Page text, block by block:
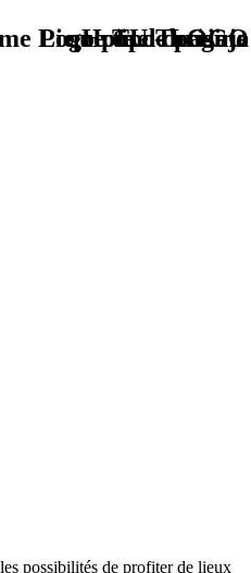
TU - LOGO
possibilités de profiter de lieux
que tipo de viaje
Logo pie de página
Pie Home Turismo